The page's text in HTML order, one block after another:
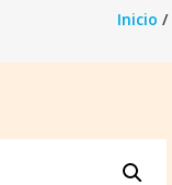
Inicio /